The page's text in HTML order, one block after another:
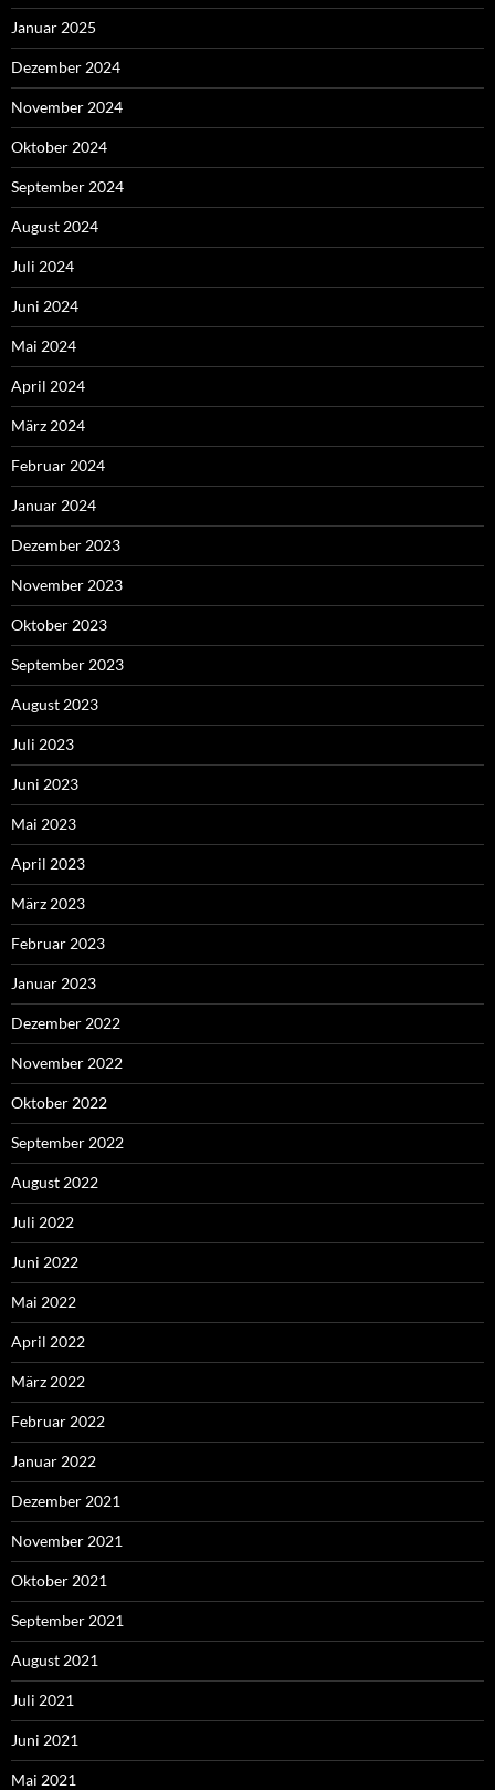
Januar 2025
Dezember 2024
November 2024
Oktober 2024
September 2024
August 2024
Juli 2024
Juni 2024
Mai 2024
April 2024
März 2024
Februar 2024
Januar 2024
Dezember 2023
November 2023
Oktober 2023
September 2023
August 2023
Juli 2023
Juni 2023
Mai 2023
April 2023
März 2023
Februar 2023
Januar 2023
Dezember 2022
November 2022
Oktober 2022
September 2022
August 2022
Juli 2022
Juni 2022
Mai 2022
April 2022
März 2022
Februar 2022
Januar 2022
Dezember 2021
November 2021
Oktober 2021
September 2021
August 2021
Juli 2021
Juni 2021
Mai 2021